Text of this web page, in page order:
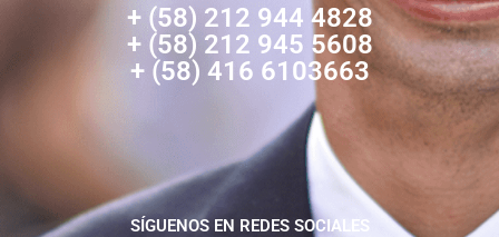
+ (58) 212 944 4828
+ (58) 212 945 5608
+ (58) 416 6103663
SÍGUENOS EN REDES SOCIALES